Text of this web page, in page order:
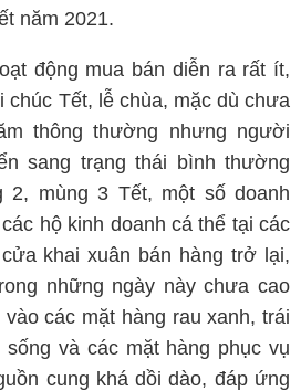
năm 2021.
động mua bán diễn ra rất ít,
chúc Tết, lễ chùa, mặc dù chưa
thông thường nhưng người
sang trạng thái bình thường
2, mùng 3 Tết, một số doanh
hộ kinh doanh cá thể tại các
khai xuân bán hàng trở lại,
những ngày này chưa cao
các mặt hàng rau xanh, trái
và các mặt hàng phục vụ
cung khá dồi dào, đáp ứng